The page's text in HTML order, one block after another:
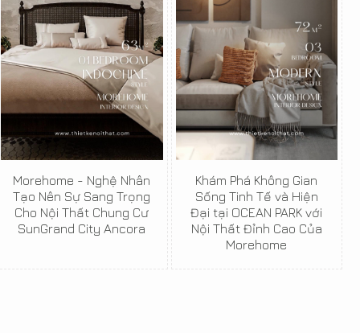
Morehome - Nghệ Nhân
Tạo Nên Sự Sang Trọng
Cho Nội Thất Chung Cư
SunGrand City Ancora
Khám Phá Không Gian
Sống Tinh Tế và Hiện
Đại tại OCEAN PARK với
Nội Thất Đỉnh Cao Của
Morehome